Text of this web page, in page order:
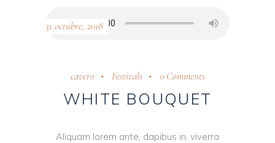
31 octubre, 2018
cavero Festivals 0 Comments
WHITE BOUQUET
Aliquam lorem ante, dapibus in, viverra